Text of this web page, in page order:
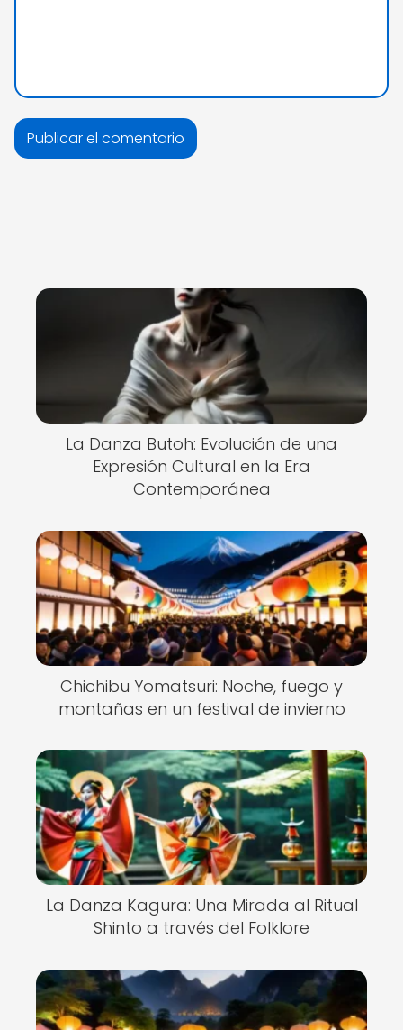
La Danza Butoh: Evolución de una
Expresión Cultural en la Era
Contemporánea
Chichibu Yomatsuri: Noche, fuego y
montañas en un festival de invierno
La Danza Kagura: Una Mirada al Ritual
Shinto a través del Folklore